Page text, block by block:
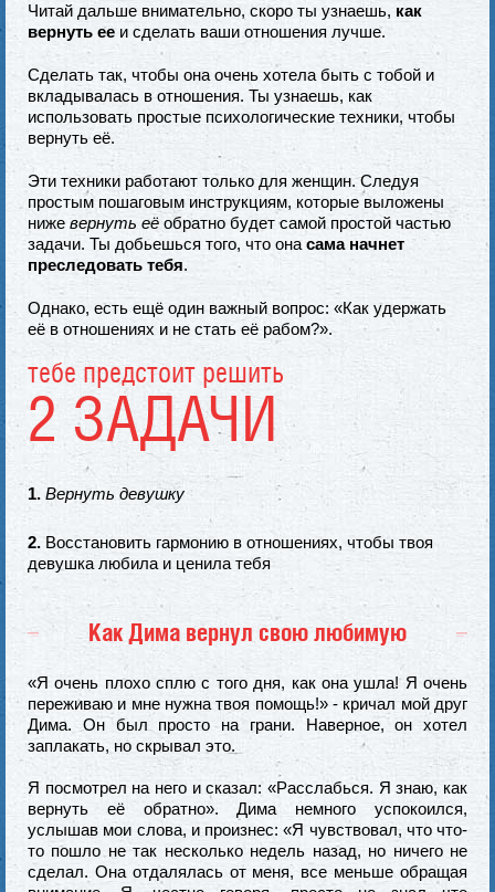
Читай дальше внимательно, скоро ты узнаешь, как
вернуть ее и сделать ваши отношения лучше.
Сделать так, чтобы она очень хотела быть с тобой и
вкладывалась в отношения. Ты узнаешь, как
использовать простые психологические техники, чтобы
вернуть её.
Эти техники работают только для женщин. Следуя
простым пошаговым инструкциям, которые выложены
ниже вернуть её обратно будет самой простой частью
задачи. Ты добьешься того, что она сама начнет
преследовать тебя.
Однако, есть ещё один важный вопрос: «Как удержать
её в отношениях и не стать её рабом?».
тебе предстоит решить
2 ЗАДАЧИ
1. Вернуть девушку
2. Восстановить гармонию в отношениях, чтобы твоя
девушка любила и ценила тебя
Как Дима вернул свою любимую
«Я очень плохо сплю с того дня, как она ушла! Я очень
переживаю и мне нужна твоя помощь!» - кричал мой друг
Дима. Он был просто на грани. Наверное, он хотел
заплакать, но скрывал это.
Я посмотрел на него и сказал: «Расслабься. Я знаю, как
вернуть её обратно». Дима немного успокоился,
услышав мои слова, и произнес: «Я чувствовал, что что-
то пошло не так несколько недель назад, но ничего не
сделал. Она отдалялась от меня, все меньше обращая